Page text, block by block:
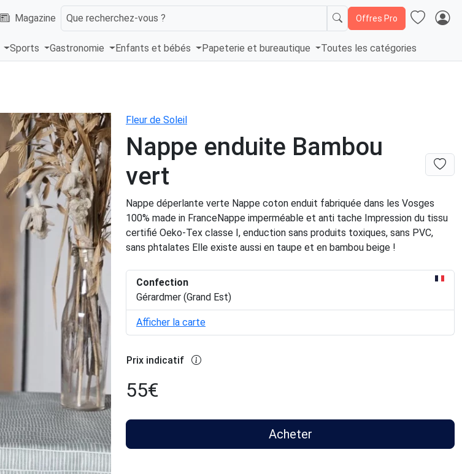
Magazine Que recherchez-vous ? Offres Pro
Sports Gastronomie Enfants et bébés Papeterie et bureautique Toutes les catégories
Fleur de Soleil
Nappe enduite Bambou
vert
Nappe déperlante verte Nappe coton enduit fabriquée dans les Vosges
100% made in FranceNappe imperméable et anti tache Impression du tissu
certifié Oeko-Tex classe I, enduction sans produits toxiques, sans PVC,
sans phtalates Elle existe aussi en taupe et en bambou beige !
Confection
Gérardmer (Grand Est)
Afficher la carte
Prix indicatif
55€
Acheter